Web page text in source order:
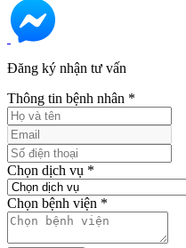
Đăng ký nhận tư vấn
Thông tin bệnh nhân *
Chọn dịch vụ *
Chọn bệnh viện *